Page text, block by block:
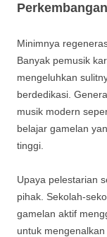
Minimnya
Banyak pemusik
mengeluhkan
berdedikasi.
musik modern
belajar gamelan
tinggi.
Upaya pelestarian
pihak. Sekolah-
gamelan aktif
untuk